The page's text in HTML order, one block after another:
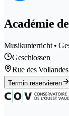
Académie
Musikunterricht •
Geschlossen
Rue des
Termin reservieren